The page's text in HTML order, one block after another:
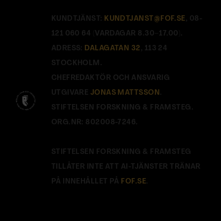
KUNDTJÄNST: KUNDTJANST@FOF.SE , 08-
121 060 64 (VARDAGAR 8.30–17.00).
ADRESS: DALAGATAN 32 , 113 24
STOCKHOLM.
CHEFREDAKTÖR OCH ANSVARIG
UTGIVARE JONAS MATTSSON .
STIFTELSEN FORSKNING & FRAMSTEG.
ORG.NR: 802008-7246.
STIFTELSEN FORSKNING & FRAMSTEG
TILLÅTER INTE ATT AI-TJÄNSTER TRÄNAR
PÅ INNEHÅLLET PÅ FOF.SE.